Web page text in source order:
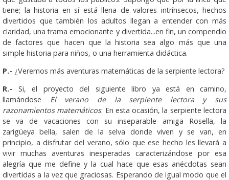
tiene; la historia en sí está llena de valores intrínsecos, hechos
divertidos que también los adultos llegan a entender con más
claridad, una trama emocionante y divertida...en fin, un compendio
de factores que hacen que la historia sea algo más que una
simple historia para niños, o una herramienta didáctica.
P.- ¿Veremos más aventuras matemáticas de la serpiente lectora?
R.- Si, el proyecto del siguiente libro ya está en camino,
llamándose El verano de la serpiente lectora y sus
razonamientos matemáticos. En esta ocasión, la serpiente lectora
se va de vacaciones con su inseparable amiga Rosella, la
zarigüeya bella, salen de la selva donde viven y se van, en
principio, a disfrutar del verano, sólo que ese hecho les llevará a
vivir muchas aventuras inesperadas caracterizándose por esa
alegría que me define y la cual hace que esas anécdotas sean
divertidas a la vez que graciosas. Esperando de igual modo que el